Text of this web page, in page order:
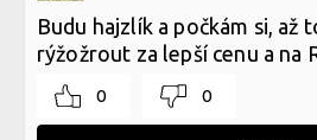
Budu hajzlík a počkám si, až
rýžožrout za lepší cenu a na
0 0